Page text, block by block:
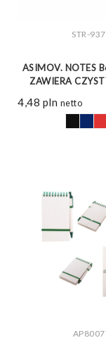
ZOBACZ
STR-
ASIMOV. NOTES
ZAWIERA
4,48 pln netto
ZOBACZ